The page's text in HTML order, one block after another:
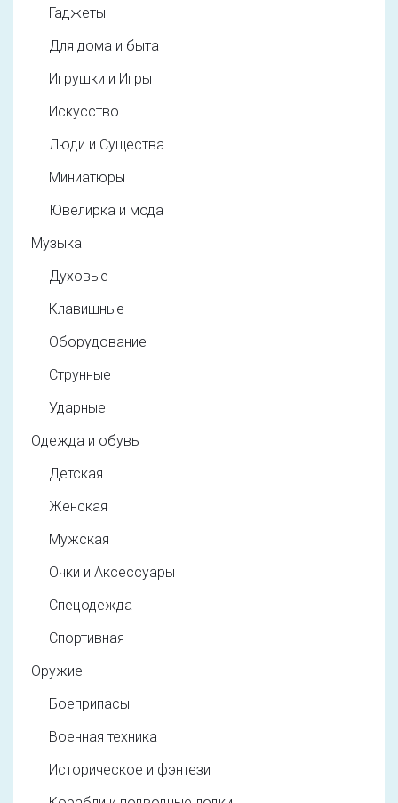
Гаджеты
Для дома и быта
Игрушки и Игры
Искусство
Люди и Существа
Миниатюры
Ювелирка и мода
Музыка
Духовые
Клавишные
Оборудование
Струнные
Ударные
Одежда и обувь
Детская
Женская
Мужская
Очки и Аксессуары
Спецодежда
Спортивная
Оружие
Боеприпасы
Военная техника
Историческое и фэнтези